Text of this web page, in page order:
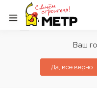
Ваш
Да, все верно